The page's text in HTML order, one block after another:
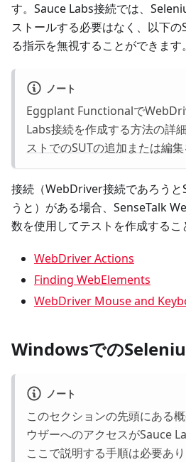
す。Sauce Labs接続では、
ストールする必要はなく、以下
る指示を無視することができます。
ノート
Eggplant Functionalで
Labs接続を作成する方法の詳
ストでのSUTの追加または編集
接続（WebDriver接続であろうと
うと）がある場合、SenseTalk
数を使用してテストを作成するこ
WebDriver Actions
Finding WebElements
WebDriver Mouse and
Windowsでの
ノート
このセクションの先頭にある
ウザーへのアクセスがSauce
ここで説明する手順は必要あり